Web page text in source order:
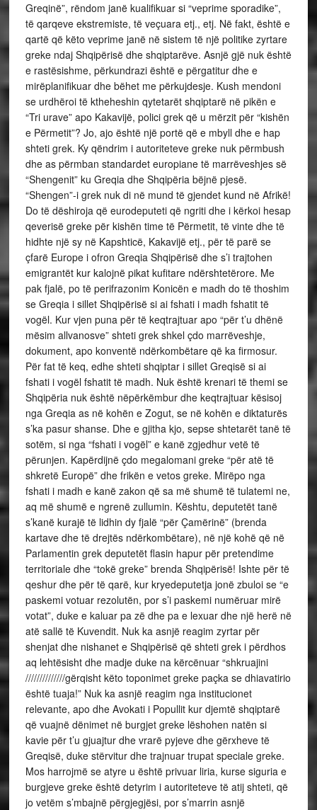
Greqinë”, rëndom janë kualifikuar si “veprime sporadike”,
të qarqeve ekstremiste, të veçuara etj., etj. Në fakt, është e
qartë që këto veprime janë në sistem të një politike zyrtare
greke ndaj Shqipërisë dhe shqiptarëve. Asnjë gjë nuk është
e rastësishme, përkundrazi është e përgatitur dhe e
mirëplanifikuar dhe bëhet me përkujdesje. Kush mendoni
se urdhëroi të ktheheshin qytetarët shqiptarë në pikën e
“Tri urave” apo Kakavijë, polici grek që u mërzit për “kishën
e Përmetit”? Jo, ajo është një portë që e mbyll dhe e hap
shteti grek. Ky qëndrim i autoriteteve greke nuk përmbush
dhe as përmban standardet europiane të marrëveshjes së
“Shengenit” ku Greqia dhe Shqipëria bëjnë pjesë.
“Shengen”-i grek nuk di në mund të gjendet kund në Afrikë!
Do të dëshiroja që eurodeputeti që ngriti dhe i kërkoi hesap
qeverisë greke për kishën time të Përmetit, të vinte dhe të
hidhte një sy në Kapshticë, Kakavijë etj., për të parë se
çfarë Europe i ofron Greqia Shqipërisë dhe s’i trajtohen
emigrantët kur kalojnë pikat kufitare ndërshtetërore. Me
pak fjalë, po të perifrazonim Konicën e madh do të thoshim
se Greqia i sillet Shqipërisë si ai fshati i madh fshatit të
vogël. Kur vjen puna për të keqtrajtuar apo “për t’u dhënë
mësim allvanosve” shteti grek shkel çdo marrëveshje,
dokument, apo konventë ndërkombëtare që ka firmosur.
Për fat të keq, edhe shteti shqiptar i sillet Greqisë si ai
fshati i vogël fshatit të madh. Nuk është krenari të themi se
Shqipëria nuk është nëpërkëmbur dhe keqtrajtuar kësisoj
nga Greqia as në kohën e Zogut, se në kohën e diktaturës
s’ka pasur shanse. Dhe e gjitha kjo, sepse shtetarët tanë të
sotëm, si nga “fshati i vogël” e kanë zgjedhur vetë të
përunjen. Kapërdijnë çdo megalomani greke “për atë të
shkretë Europë” dhe frikën e vetos greke. Mirëpo nga
fshati i madh e kanë zakon që sa më shumë të tulatemi ne,
aq më shumë e ngrenë zullumin. Kështu, deputetët tanë
s’kanë kurajë të lidhin dy fjalë “për Çamërinë” (brenda
kartave dhe të drejtës ndërkombëtare), në një kohë që në
Parlamentin grek deputetët flasin hapur për pretendime
territoriale dhe “tokë greke” brenda Shqipërisë! Ishte për të
qeshur dhe për të qarë, kur kryedeputetja jonë zbuloi se “e
paskemi votuar rezolutën, por s’i paskemi numëruar mirë
votat”, duke e kaluar pa zë dhe pa e lexuar dhe një herë në
atë sallë të Kuvendit. Nuk ka asnjë reagim zyrtar për
shenjat dhe nishanet e Shqipërisë që shteti grek i përdhos
aq lehtësisht dhe madje duke na kërcënuar “shkruajini
//////////////gërqisht këto toponimet greke paçka se dhiavatirio
është tuaja!” Nuk ka asnjë reagim nga institucionet
relevante, apo dhe Avokati i Popullit kur djemtë shqiptarë
që vuajnë dënimet në burgjet greke lëshohen natën si
kavie për t’u gjuajtur dhe vrarë pyjeve dhe gërxheve të
Greqisë, duke stërvitur dhe trajnuar trupat speciale greke.
Mos harrojmë se atyre u është privuar liria, kurse siguria e
burgjeve greke është detyrim i autoriteteve të atij shteti, që
jo vetëm s’mbajnë përgjegjësi, por s’marrin asnjë